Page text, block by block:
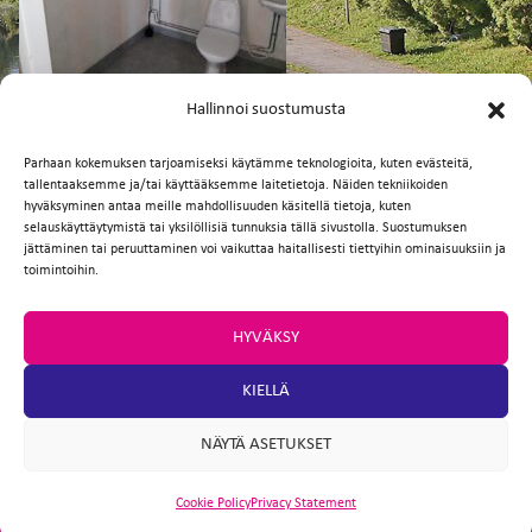
Hallinnoi suostumusta
Parhaan kokemuksen tarjoamiseksi käytämme teknologioita, kuten evästeitä,
tallentaaksemme ja/tai käyttääksemme laitetietoja. Näiden tekniikoiden
hyväksyminen antaa meille mahdollisuuden käsitellä tietoja, kuten
selauskäyttäytymistä tai yksilöllisiä tunnuksia tällä sivustolla. Suostumuksen
jättäminen tai peruuttaminen voi vaikuttaa haitallisesti tiettyihin ominaisuuksiin ja
toimintoihin.
HYVÄKSY
KIELLÄ
NÄYTÄ ASETUKSET
Cookie PolicyPrivacy Statement
Facebook
TwitterEmailWhatsApp